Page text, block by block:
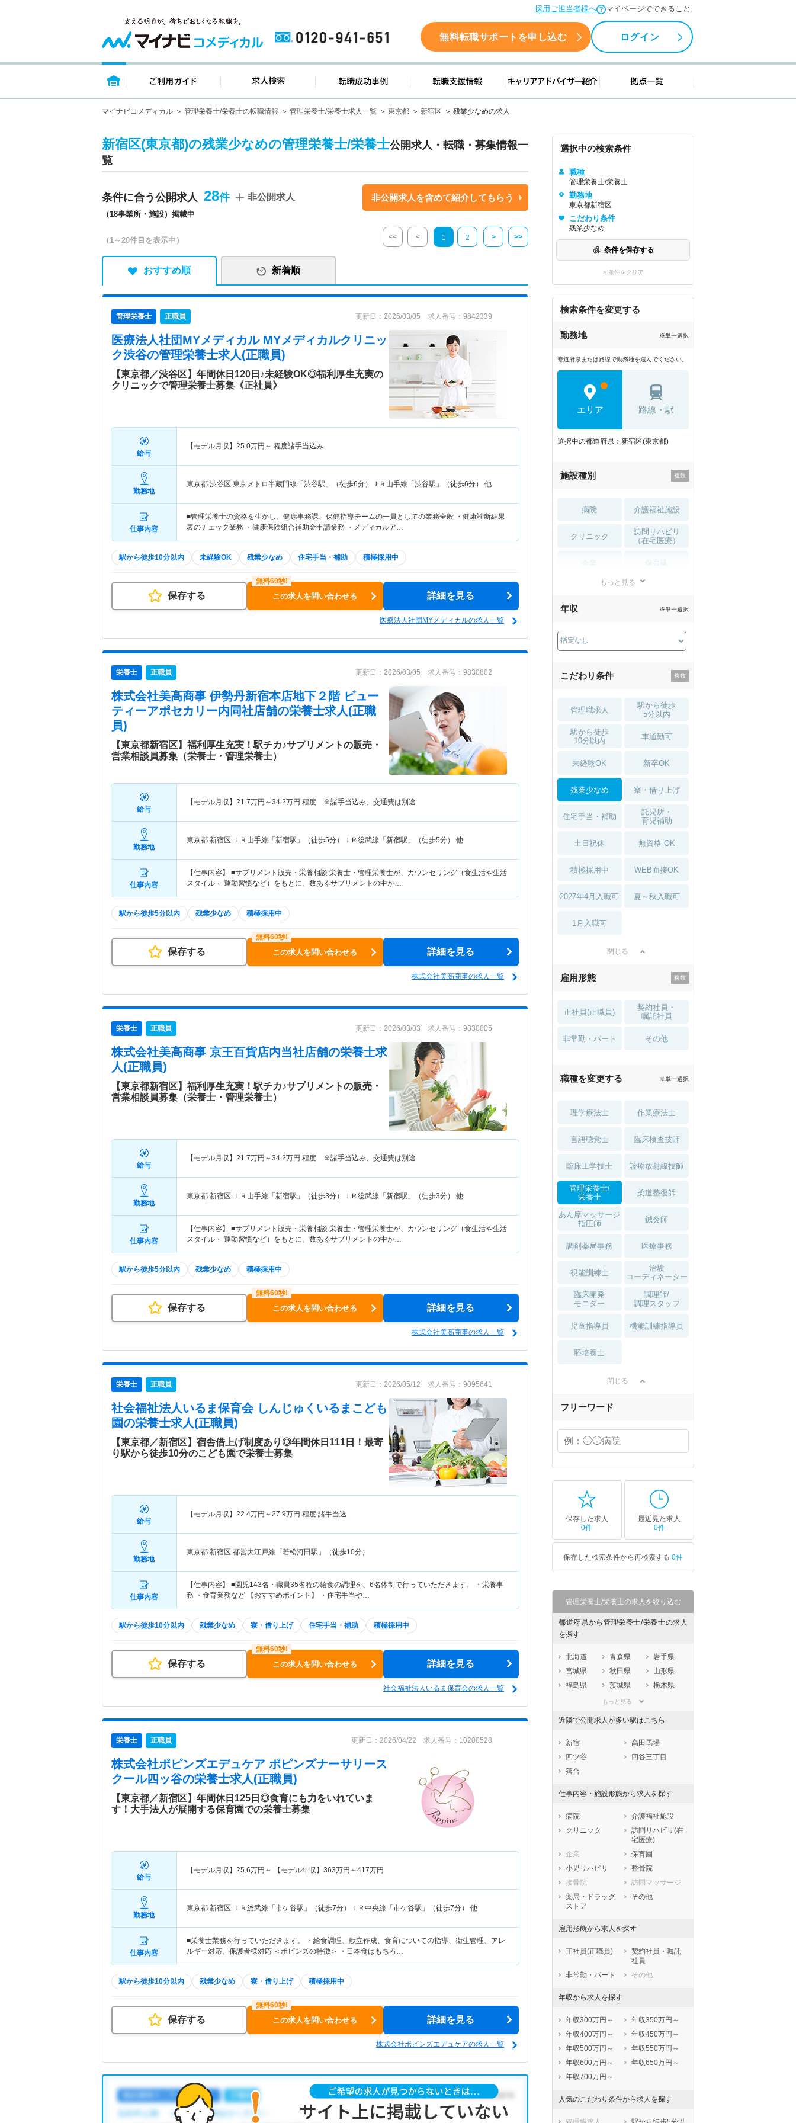
採用ご担当者様へ マイページでできること
0120-941-651 無料転職サポートを申し込む ログイン
トップページ ご利用ガイド 求人検索 転職成功事例 転職支援情報 キャリアアドバイザー紹介 拠点一覧
マイナビコメディカル 管理栄養士/栄養士の転職情報 管理栄養士/栄養士求人一覧 東京都 新宿区 残業少なめの求人
新宿区(東京都)の残業少なめの管理栄養士/栄養士公開求人・転職・募集情報一
覧
条件に合う公開求人 28
（18事業所・施設）掲載中
非公開求人 非公開求人を含めて紹介してもらう
（1～20件目を表示中） << < 1 2 > >>
おすすめ順 新着順
管理栄養士 正職員 更新日：2026/03/05 求人番号：9842339
医療法人社団MYメディカル MYメディカルクリニッ
ク渋谷の管理栄養士求人(正職員)
【東京都／渋谷区】年間休日120日♪未経験OK◎福利厚生充実の
クリニックで管理栄養士募集《正社員》
給与
【モデル月収】 25.0万円～ 程度諸手当込み
勤務地
東京都 渋谷区 東京メトロ半蔵門線「渋谷駅」（徒歩6分）ＪＲ山手線「渋谷駅」（徒歩6分） 他
仕事内容
■管理栄養士の資格を生かし、健康事務課、保健指導チームの一員としての業務全般 ・健康診断結果
表のチェック業務 ・健康保険組合補助金申請業務 ・メディカルア…
駅から徒歩10分以内 未経験OK 残業少なめ 住宅手当・補助 積極採用中
保存する この求人を問い合わせる 詳細を見る
医療法人社団MYメディカルの求人一覧
栄養士 正職員 更新日：2026/03/05 求人番号：9830802
株式会社美高商事 伊勢丹新宿本店地下２階 ビュー
ティーアポセカリー内同社店舗の栄養士求人(正職
員)
【東京都新宿区】福利厚生充実！駅チカ♪サプリメントの販売・
営業相談員募集（栄養士・管理栄養士）
給与
【モデル月収】 21.7万円～34.2万円 程度 ※諸手当込み、交通費は別途
勤務地
東京都 新宿区 ＪＲ山手線「新宿駅」（徒歩5分）ＪＲ総武線「新宿駅」（徒歩5分） 他
仕事内容
【仕事内容】 ■サプリメント販売・栄養相談 栄養士・管理栄養士が、カウンセリング（食生活や生活
スタイル・ 運動習慣など）をもとに、数あるサプリメントの中か…
駅から徒歩5分以内 残業少なめ 積極採用中
保存する この求人を問い合わせる 詳細を見る
株式会社美高商事の求人一覧
栄養士 正職員 更新日：2026/03/03 求人番号：9830805
株式会社美高商事 京王百貨店内当社店舗の栄養士求
人(正職員)
【東京都新宿区】福利厚生充実！駅チカ♪サプリメントの販売・
営業相談員募集（栄養士・管理栄養士）
給与
【モデル月収】 21.7万円～34.2万円 程度 ※諸手当込み、交通費は別途
勤務地
東京都 新宿区 ＪＲ山手線「新宿駅」（徒歩3分）ＪＲ総武線「新宿駅」（徒歩3分） 他
仕事内容
【仕事内容】 ■サプリメント販売・栄養相談 栄養士・管理栄養士が、カウンセリング（食生活や生活
スタイル・ 運動習慣など）をもとに、数あるサプリメントの中か…
駅から徒歩5分以内 残業少なめ 積極採用中
保存する この求人を問い合わせる 詳細を見る
株式会社美高商事の求人一覧
栄養士 正職員 更新日：2026/05/12 求人番号：9095641
社会福祉法人いるま保育会 しんじゅくいるまこども
園の栄養士求人(正職員)
【東京都／新宿区】宿舎借上げ制度あり◎年間休日111日！最寄
り駅から徒歩10分のこども園で栄養士募集
給与
【モデル月収】 22.4万円～27.9万円 程度 諸手当込
勤務地
東京都 新宿区 都営大江戸線「若松河田駅」（徒歩10分）
仕事内容
【仕事内容】 ■園児143名・職員35名程の給食の調理を、6名体制で行っていただきます。 ・栄養事
務 ・食育業務など 【おすすめポイント】 ・住宅手当や…
駅から徒歩10分以内 残業少なめ 寮・借り上げ 住宅手当・補助 積極採用中
保存する この求人を問い合わせる 詳細を見る
社会福祉法人いるま保育会の求人一覧
栄養士 正職員 更新日：2026/04/22 求人番号：10200528
株式会社ポピンズエデュケア ポピンズナーサリース
クール四ッ谷の栄養士求人(正職員)
【東京都／新宿区】年間休日125日◎食育にも力をいれていま
す！大手法人が展開する保育園での栄養士募集
給与
【モデル月収】 25.6万円～ 【モデル年収】 363万円～417万円
勤務地
東京都 新宿区 ＪＲ総武線「市ケ谷駅」（徒歩7分）ＪＲ中央線「市ケ谷駅」（徒歩7分） 他
仕事内容
■栄養士業務を行っていただきます。 ・給食調理、献立作成、食育についての指導、衛生管理、アレ
ルギー対応、保護者様対応 ＜ポピンズの特徴＞ ・日本食はもちろ…
駅から徒歩10分以内 残業少なめ 寮・借り上げ 積極採用中
保存する この求人を問い合わせる 詳細を見る
株式会社ポピンズエデュケアの求人一覧
選択中の検索条件
職種
管理栄養士/栄養士
勤務地
東京都新宿区
こだわり条件
残業少なめ
条件を保存する
× 条件をクリア
検索条件を変更する
勤務地 ※単一選択
都道府県または路線で勤務地を選んでください。
エリア 路線・駅
選択中の都道府県：新宿区(東京都)
施設種別
病院 介護福祉施設
クリニック
訪問リハビリ
（在宅医療）
薬局・
もっと見る
年収 ※単一選択
こだわり条件
管理職求人
駅から徒歩
5分以内
駅から徒歩
10分以内
車通勤可
未経験OK 新卒OK
残業少なめ 寮・借り上げ
住宅手当・補助
託児所・
育児補助
土日祝休 無資格 OK
積極採用中 WEB面接OK
2027年4月入職可 夏～秋入職可
1月入職可
閉じる
雇用形態
正社員(正職員)
契約社員・
嘱託社員
非常勤・パート その他
職種を変更する ※単一選択
理学療法士 作業療法士
言語聴覚士 臨床検査技師
臨床工学技士 診療放射線技師
管理栄養士/
栄養士
柔道整復師
あん摩マッサージ
指圧師
鍼灸師
調剤薬局事務 医療事務
視能訓練士
治験
コーディネーター
臨床開発
モニター
調理師/
調理スタッフ
児童指導員 機能訓練指導員
胚培養士
閉じる
フリーワード
保存した求人
0件
最近見た求人
0件
保存した検索条件から再検索する 0件
管理栄養士/栄養士の求人を絞り込む
都道府県から管理栄養士/栄養士の求人
を探す
北海道 青森県
岩手県
宮城県
秋田県
山形県
福島県
茨城県
栃木県
埼玉県
石川県
福井県
岐阜県
静岡県
愛知県
三重県
滋賀県
鳥取県
島根県
岡山県
広島県
山口県
徳島県
香川県
愛媛県
高知県
長崎県
熊本県
大分県
鹿児島県
沖縄県
もっと見る
近隣で公開求人が多い駅はこちら
新宿
高田馬場
四ツ谷
四谷三丁目
落合
仕事内容・施設形態から求人を探す
病院
介護福祉施設
クリニック
訪問リハビリ(在
宅医療)
企業
保育園
小児リハビリ
整骨院
接骨院
訪問マッサージ
薬局・ドラッグ
ストア
その他
雇用形態から求人を探す
正社員(正職員)
契約社員・嘱託
社員
非常勤・パート
その他
年収から求人を探す
年収300万円～
年収350万円～
年収400万円～
年収450万円～
年収500万円～
年収550万円～
年収600万円～
年収650万円～
年収700万円～
人気のこだわり条件から求人を探す